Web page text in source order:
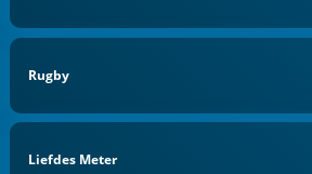
Rugby
Liefdes Meter